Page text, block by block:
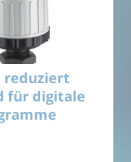
reduziert
für digitale